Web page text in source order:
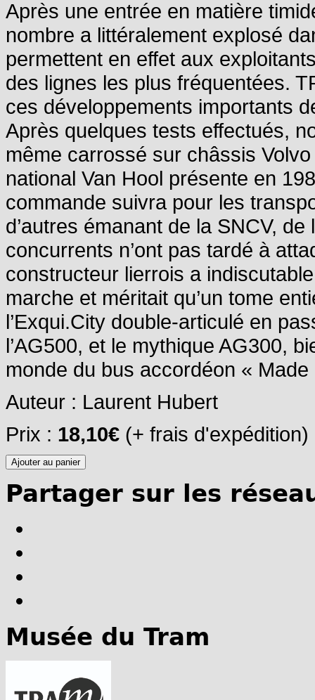
Après une entrée en matière
nombre a littéralement explosé
permettent en effet aux
des lignes les plus fréquentées.
ces développements importants
Après quelques tests effectués,
même carrossé sur châssis
national Van Hool présente en
commande suivra pour les
d’autres émanant de la SNCV,
concurrents n’ont pas tardé à
constructeur lierrois a
marche et méritait qu’un tome
l’Exqui.City double-articulé en
l’AG500, et le mythique AG300,
monde du bus accordéon « Made
Auteur : Laurent Hubert
Prix : 18,10€ (+ frais d'expédition)
Partager sur les
Musée du Tram